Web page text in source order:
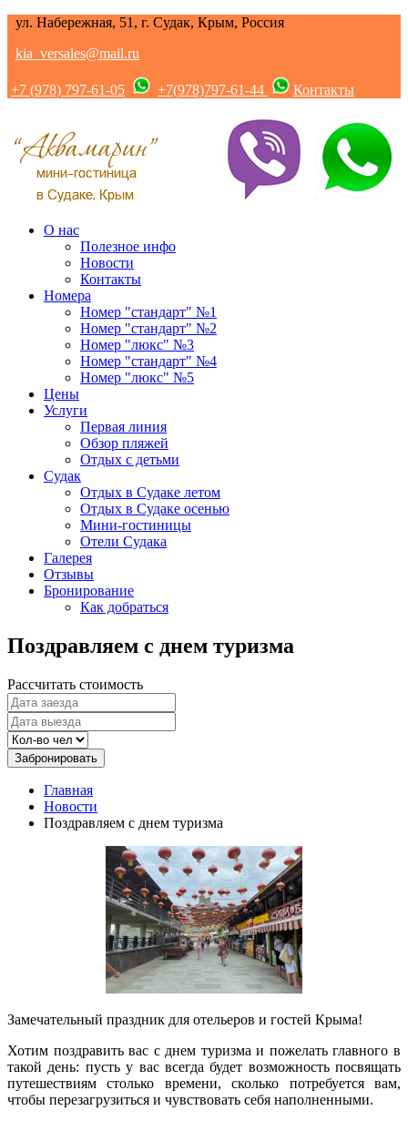
ул. Набережная, 51, г. Судак, Крым, Россия
kia_versales@mail.ru
+7 (978) 797-61-05 +7(978)797-61-44 Контакты
О нас
Полезное инфо
Новости
Контакты
Номера
Номер "стандарт" №1
Номер "стандарт" №2
Номер "люкс" №3
Номер "стандарт" №4
Номер "люкс" №5
Цены
Услуги
Первая линия
Обзор пляжей
Отдых с детьми
Судак
Отдых в Судаке летом
Отдых в Судаке осенью
Мини-гостиницы
Отели Судака
Галерея
Отзывы
Бронирование
Как добраться
Поздравляем с днем туризма
Рассчитать стоимость
Забронировать
Главная
Новости
Поздравляем с днем туризма
Замечательный праздник для отельеров и гостей Крыма!
Хотим поздравить вас с днем туризма и пожелать главного в
такой день: пусть у вас всегда будет возможность посвящать
путешествиям столько времени, сколько потребуется вам,
чтобы перезагрузиться и чувствовать себя наполненными.